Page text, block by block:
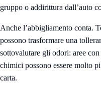
gruppo o addirittura dall’auto
Anche l’abbigliamento conta.
possono trasformare una
sottovalutare gli odori: aree
chimici possono essere molto
carta.